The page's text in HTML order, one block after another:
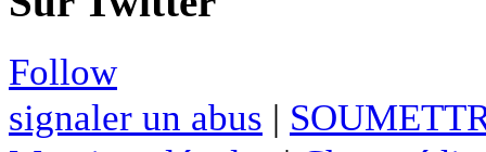
Follow
signaler un abus |